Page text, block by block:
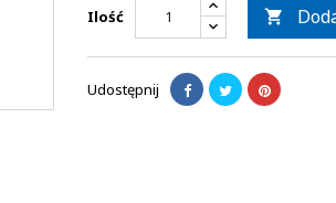
Ilość 
Udostępnij